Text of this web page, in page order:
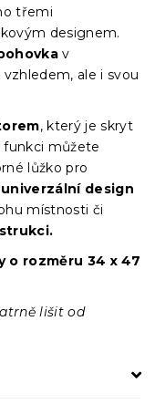
třemi
designem.
v
ale i svou
, který je skryt
funkci můžete
lůžko pro
univerzální design
místnosti či
o rozměru 34 x 47
lišit od